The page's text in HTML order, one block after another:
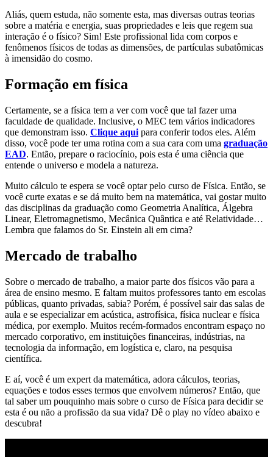
Aliás, quem estuda, não somente esta, mas diversas outras teorias
sobre a matéria e energia, suas propriedades e leis que regem sua
interação é o físico? Sim! Este profissional lida com corpos e
fenômenos físicos de todas as dimensões, de partículas subatômicas
à imensidão do cosmo.
Formação em física
Certamente, se a física tem a ver com você que tal fazer uma
faculdade de qualidade. Inclusive, o MEC tem vários indicadores
que demonstram isso. Clique aqui para conferir todos eles. Além
disso, você pode ter uma rotina com a sua cara com uma graduação
EAD. Então, prepare o raciocínio, pois esta é uma ciência que
entende o universo e modela a natureza.
Muito cálculo te espera se você optar pelo curso de Física. Então, se
você curte exatas e se dá muito bem na matemática, vai gostar muito
das disciplinas da graduação como Geometria Analítica, Álgebra
Linear, Eletromagnetismo, Mecânica Quântica e até Relatividade…
Lembra que falamos do Sr. Einstein ali em cima?
Mercado de trabalho
Sobre o mercado de trabalho, a maior parte dos físicos vão para a
área de ensino mesmo. E faltam muitos professores tanto em escolas
públicas, quanto privadas, sabia? Porém, é possível sair das salas de
aula e se especializar em acústica, astrofísica, física nuclear e física
médica, por exemplo. Muitos recém-formados encontram espaço no
mercado corporativo, em instituições financeiras, indústrias, na
tecnologia da informação, em logística e, claro, na pesquisa
científica.
E aí, você é um expert da matemática, adora cálculos, teorias,
equações e todos esses termos que envolvem números? Então, que
tal saber um pouquinho mais sobre o curso de Física para decidir se
esta é ou não a profissão da sua vida? Dê o play no vídeo abaixo e
descubra!